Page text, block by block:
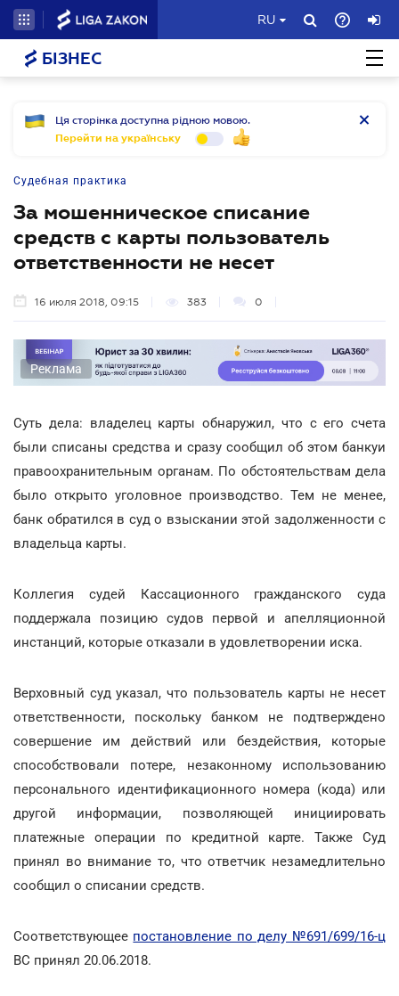
RU
БІЗНЕС
Ця сторінка доступна рідною мовою.
Перейти на українську
Судебная практика
За мошенническое списание
средств с карты пользователь
ответственности не несет
16 июля 2018, 09:15 383 0
Реклама
Суть дела: владелец карты обнаружил, что с его счета
были списаны средства и сразу сообщил об этом банкуи
правоохранительным органам. По обстоятельствам дела
было открыто уголовное производство. Тем не менее,
банк обратился в суд о взыскании этой задолженности с
владельца карты.
Коллегия судей Кассационного гражданского суда
поддержала позицию судов первой и апелляционной
инстанций, которые отказали в удовлетворении иска.
Верховный суд указал, что пользователь карты не несет
ответственности, поскольку банком не подтверждено
совершение им действий или бездействия, которые
способствовали потере, незаконному использованию
персонального идентификационного номера (кода) или
другой информации, позволяющей инициировать
платежные операции по кредитной карте. Также Суд
принял во внимание то, что ответчик незамедлительно
сообщил о списании средств.
Соответствующее постановление по делу №691/699/16-ц
ВС принял 20.06.2018.